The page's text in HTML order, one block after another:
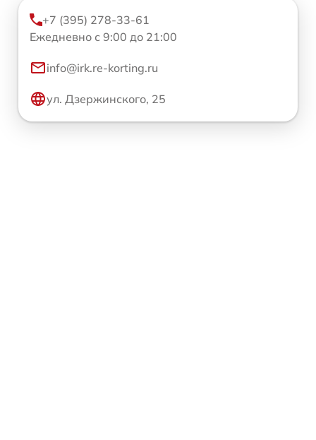
+7 (395) 278-33-61
Ежедневно с 9:00 до 21:00
info@irk.re-korting.ru
ул. Дзержинского, 25